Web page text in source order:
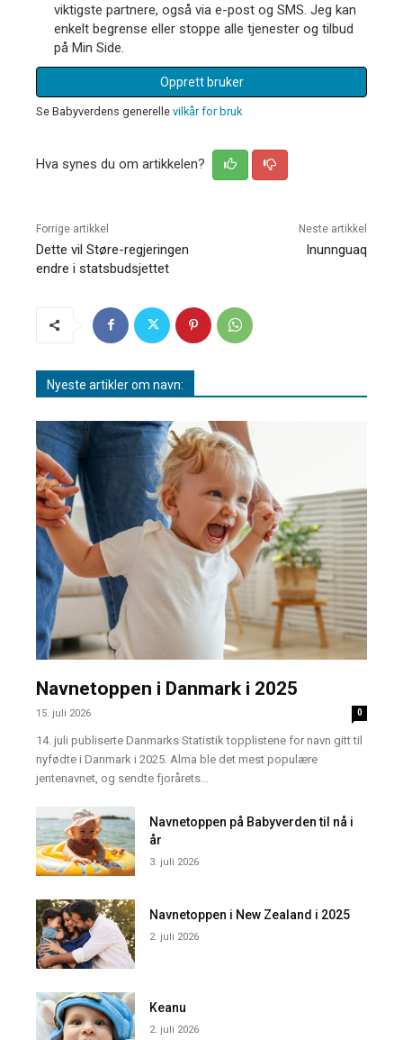
viktigste partnere, også via e-post og SMS. Jeg kan
enkelt begrense eller stoppe alle tjenester og tilbud
på Min Side.
Opprett bruker
Se Babyverdens generelle vilkår for bruk
Hva synes du om artikkelen?
Forrige artikkel
Dette vil Støre-regjeringen
endre i statsbudsjettet
Neste artikkel
Inunnguaq
Nyeste artikler om navn:
Navnetoppen i Danmark i 2025
15. juli 2026 0
14. juli publiserte Danmarks Statistik topplistene for navn gitt til
nyfødte i Danmark i 2025. Alma ble det mest populære
jentenavnet, og sendte fjorårets...
Navnetoppen på Babyverden til nå i
år
3. juli 2026
Navnetoppen i New Zealand i 2025
2. juli 2026
Keanu
2. juli 2026